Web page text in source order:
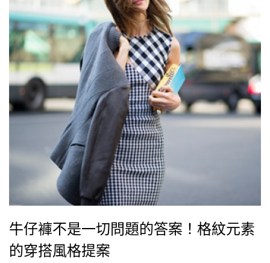
牛仔褲不是一切問題的答案！格紋元素
的穿搭風格提案